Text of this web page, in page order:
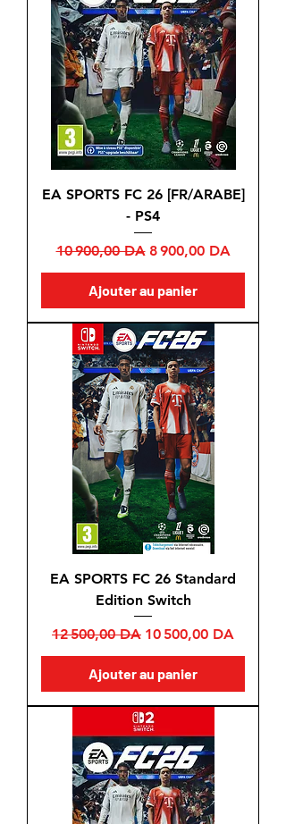
EA SPORTS FC 26 [FR/ARABE]
- PS4
Prix original
10 900,00 DA Prix promotionnel
8 900,00 DA
Ajouter au panier
EA SPORTS FC 26 Standard
Edition Switch
Prix original
12 500,00 DA Prix promotionnel
10 500,00 DA
Ajouter au panier